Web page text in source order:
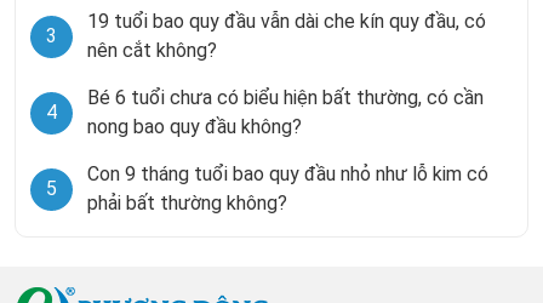
3
19 tuổi bao quy đầu vẫn dài che kín quy đầu, có
nên cắt không?
4
Bé 6 tuổi chưa có biểu hiện bất thường, có cần
nong bao quy đầu không?
5
Con 9 tháng tuổi bao quy đầu nhỏ như lỗ kim có
phải bất thường không?